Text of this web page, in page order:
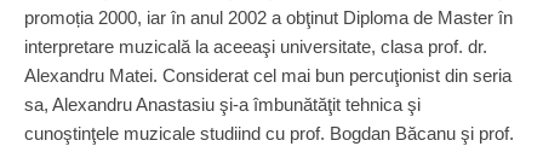
promoția 2000, iar în anul 2002 a obţinut Diploma de Master în
interpretare muzicală la aceeaşi universitate, clasa prof. dr.
Alexandru Matei. Considerat cel mai bun percuţionist din seria
sa, Alexandru Anastasiu şi-a îmbunătăţit tehnica şi
cunoştinţele muzicale studiind cu prof. Bogdan Băcanu şi prof.